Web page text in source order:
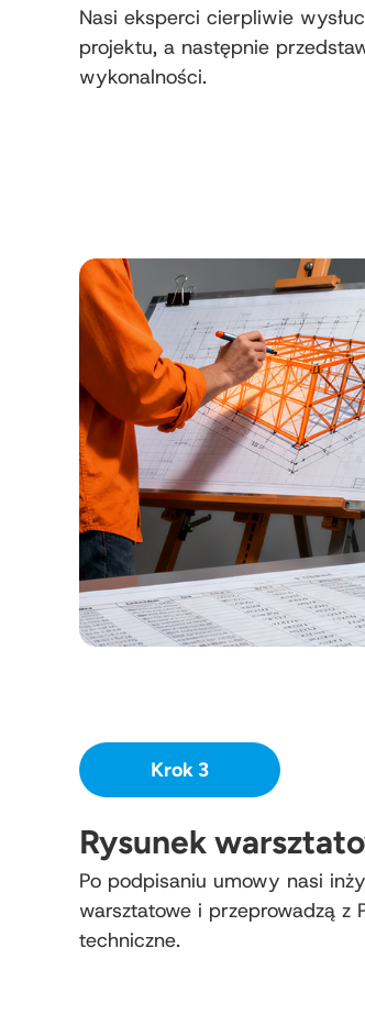
Nasi eksperci cierpliwie
projektu, a następnie
wykonalności.
Krok 3
Rysunek
Po podpisaniu umowy nasi
warsztatowe i przeprowadzą z
techniczne.